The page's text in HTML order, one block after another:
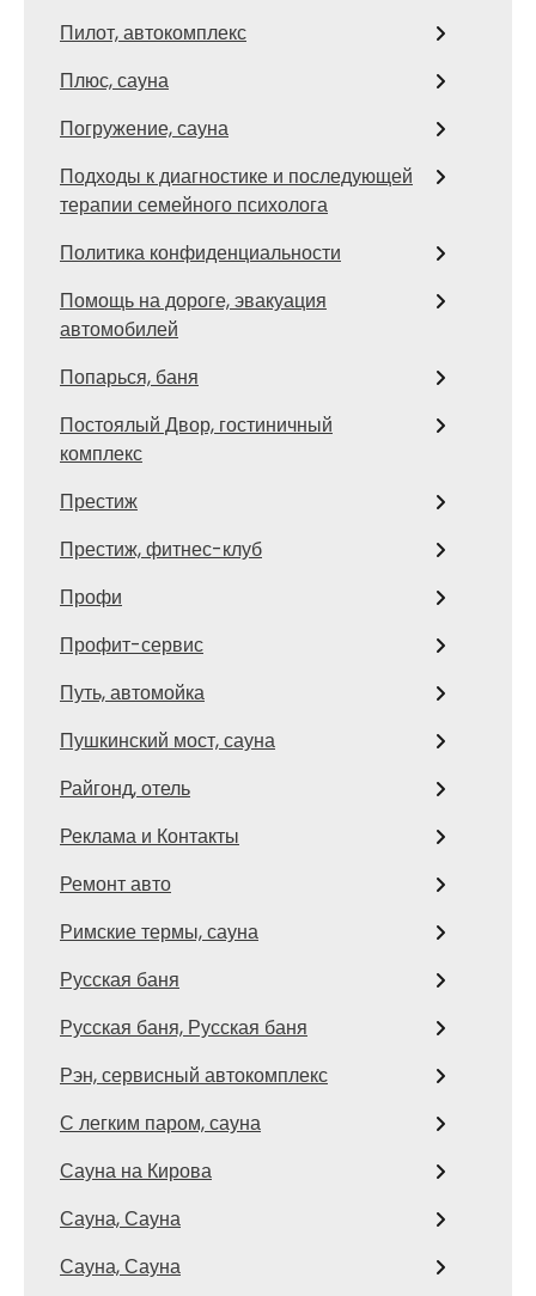
Пилот, автокомплекс
Плюс, сауна
Погружение, сауна
Подходы к диагностике и последующей
терапии семейного психолога
Политика конфиденциальности
Помощь на дороге, эвакуация
автомобилей
Попарься, баня
Постоялый Двор, гостиничный
комплекс
Престиж
Престиж, фитнес-клуб
Профи
Профит-сервис
Путь, автомойка
Пушкинский мост, сауна
Райгонд, отель
Реклама и Контакты
Ремонт авто
Римские термы, сауна
Русская баня
Русская баня, Русская баня
Рэн, сервисный автокомплекс
С легким паром, сауна
Сауна на Кирова
Сауна, Сауна
Сауна, Сауна